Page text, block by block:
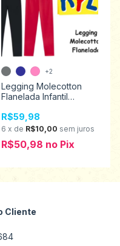
Legging Molecotton
Flanelada Infantil
10 ao 16 9000239
R$59,98
6 x de R$10,00 sem juros
R$50,98 no Pix
+2
Cliente